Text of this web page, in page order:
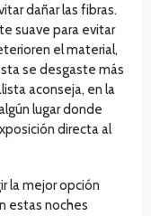
dañar las fibras.
suave para evitar
el material,
se desgaste más
aconseja, en la
lugar donde
directa al
la mejor opción
estas noches